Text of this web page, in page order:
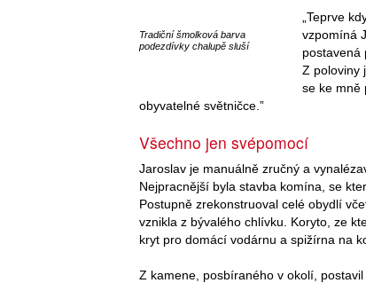
Tradiční šmolková barva
podezdívky chalupě sluší
„Teprve
vzpomíná
postavená
Z poloviny
se ke mně
obyvatelné světničce.”
Všechno jen svépomocí
Jaroslav je manuálně zručný a
Nejpracnější byla stavba komína, se
Postupně zrekonstruoval celé obydlí
vznikla z bývalého chlívku. Koryto, ze
kryt pro domácí vodárnu a spižírna na
Z kamene, posbíraného v okolí,